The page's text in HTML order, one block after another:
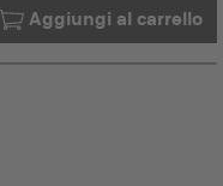
Aggiungi al carrello
Già nel tuo